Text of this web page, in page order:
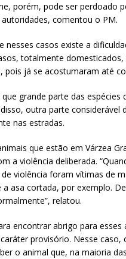
porém, pode ser perdoado
comentou o PM.
nesses casos existe a
totalmente
pois já se acostumaram até
grande parte das
outra parte
nas estradas.
que estão em Várzea
a violência deliberada.
violência foram vítimas de
a asa cortada, por exemplo.
relatou.
encontrar abrigo para
provisório. Nesse
o animal que, na maioria